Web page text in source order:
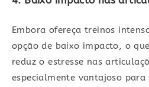
Embora ofereça treinos
opção de baixo impacto, o
reduz o estresse nas
especialmente vantajoso para